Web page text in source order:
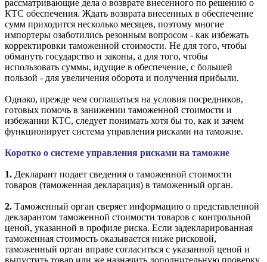
рассматривающие дела о возврате внесенного по решению о
КТС обеспечения. Ждать возврата внесенных в обеспечение
сумм приходится несколько месяцев, поэтому многие
импортеры озаботились резонным вопросом - как избежать
корректировки таможенной стоимости. Не для того, чтобы
обмануть государство и законы, а для того, чтобы
использовать суммы, идущие в обеспечение, с большей
пользой - для увеличения оборота и получения прибыли.
Однако, прежде чем соглашаться на условия посредников,
готовых помочь в занижении таможенной стоимости и
избежании КТС, следует понимать хотя бы то, как и зачем
функционирует система управления рисками на таможне.
Коротко о системе управления рисками на таможне
1. Декларант подает сведения о таможенной стоимости
товаров (таможенная декларация) в таможенный орган.
2. Таможенный орган сверяет информацию о представленной
декларантом таможенной стоимости товаров с контрольной
ценой, указанной в профиле риска. Если задекларированная
таможенная стоимость оказывается ниже рисковой,
таможенный орган вправе согласиться с указанной ценой и
выпустить товар или же назначить дополнительную проверку